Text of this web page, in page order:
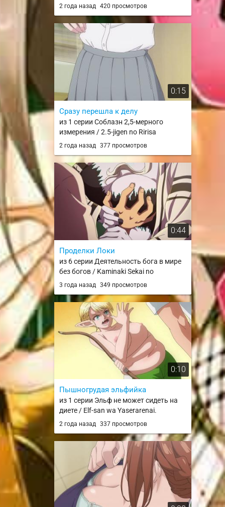
из 1 серии Перевоплотился в
седьмого принца, так что я буду
совершенствовать свою магию, как
захочу / Tensei shitara Dainana Ouji
Datta node, Kimama ni Majutsu wo
Kiwamemasu
2 года назад 420 просмотров
0:15
Сразу перешла к делу
из 1 серии Соблазн 2,5-мерного
измерения / 2.5-jigen no Ririsa
2 года назад 377 просмотров
0:44
Проделки Локи
из 6 серии Деятельность бога в мире
без богов / Kaminaki Sekai no
Kamisama Katsudou
3 года назад 349 просмотров
0:10
Пышногрудая эльфийка
из 1 серии Эльф не может сидеть на
диете / Elf-san wa Yaserarenai.
2 года назад 337 просмотров